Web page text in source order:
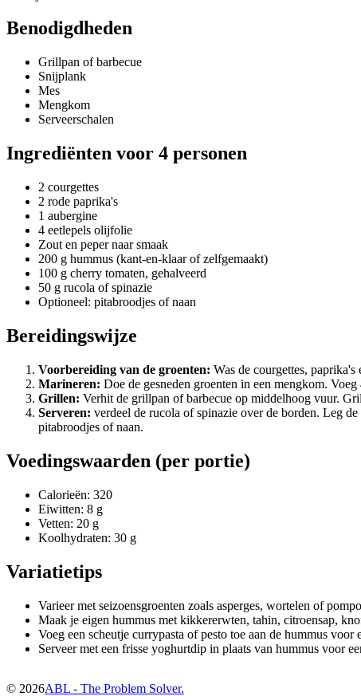
Benodigdheden
Grillpan of barbecue
Snijplank
Mes
Mengkom
Serveerschalen
Ingrediënten voor 4 personen
2 courgettes
2 rode paprika's
1 aubergine
4 eetlepels olijfolie
Zout en peper naar smaak
200 g hummus (kant-en-klaar of zelfgemaakt)
100 g cherry tomaten, gehalveerd
50 g rucola of spinazie
Optioneel: pitabroodjes of naan
Bereidingswijze
Voorbereiding van de groenten: Was de courgettes,
Marineren: Doe de gesneden groenten in een mengkom.
Grillen: Verhit de grillpan of barbecue op middelhoog vuur.
Serveren: verdeel de rucola of spinazie over de borden. Leg
pitabroodjes of naan.
Voedingswaarden (per portie)
Calorieën: 320
Eiwitten: 8 g
Vetten: 20 g
Koolhydraten: 30 g
Variatietips
Varieer met seizoensgroenten zoals asperges, wortelen of
Maak je eigen hummus met kikkererwten, tahin, citroensap,
Voeg een scheutje currypasta of pesto toe aan de hummus voor
Serveer met een frisse yoghurtdip in plaats van hummus voor
© 2026ABL - The Problem Solver.